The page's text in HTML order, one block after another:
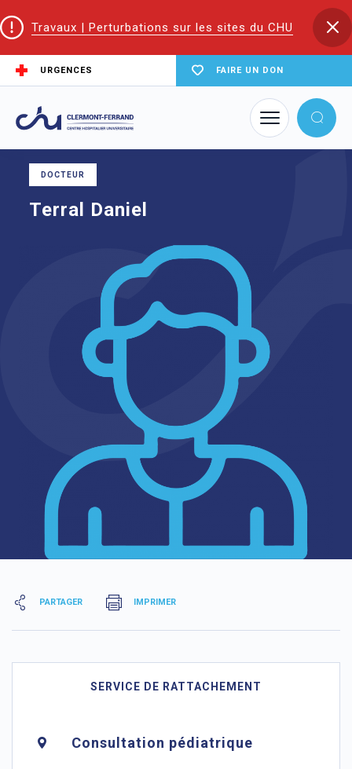
Travaux | Perturbations sur les sites du CHU
URGENCES FAIRE UN DON
Accueil
Consultation pédiatrique
DOCTEUR
Terral Daniel
PARTAGER IMPRIMER
SERVICE DE RATTACHEMENT
Consultation pédiatrique